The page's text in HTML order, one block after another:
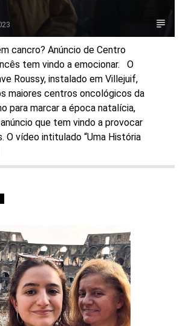
cancro? Anúncio de Centro
tem vindo a emocionar. O
Roussy, instalado em Villejuif,
maiores centros oncológicos da
para marcar a época natalícia,
que tem vindo a provocar
O vídeo intitulado “Uma História